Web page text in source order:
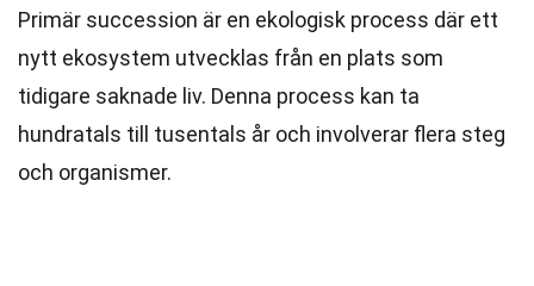
Primär succession är en ekologisk process där ett
nytt ekosystem utvecklas från en plats som
tidigare saknade liv. Denna process kan ta
hundratals till tusentals år och involverar flera steg
och organismer.